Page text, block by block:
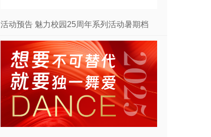
活动预告 魅力校园25周年系列活动暑期档